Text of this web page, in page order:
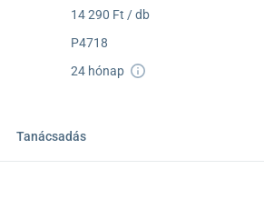
14 290 Ft / db
P4718
24 hónap
Tanácsadás